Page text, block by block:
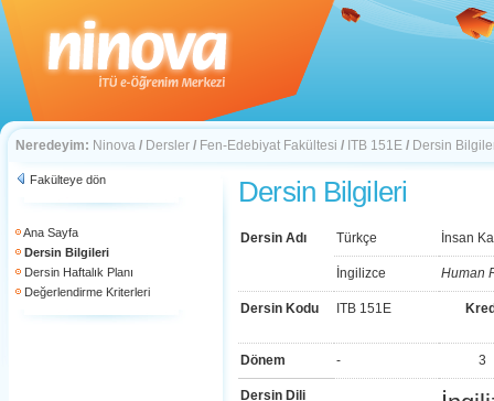
Neredeyim: Ninova / Dersler / Fen-Edebiyat Fakültesi / ITB 151E / Dersin
Fakülteye dön
Ana Sayfa
Dersin Bilgileri
Dersin Haftalık Planı
Değerlendirme Kriterleri
Dersin Bilgileri
Dersin Adı Türkçe İnsan
İngilizce Human
Dersin Kodu ITB 151E
Dönem - 3
Dersin Dili